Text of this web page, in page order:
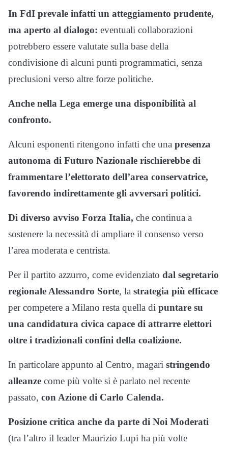
In FdI prevale infatti un atteggiamento prudente,
ma aperto al dialogo: eventuali collaborazioni
potrebbero essere valutate sulla base della
condivisione di alcuni punti programmatici, senza
preclusioni verso altre forze politiche.
Anche nella Lega emerge una disponibilità al
confronto.
Alcuni esponenti ritengono infatti che una presenza
autonoma di Futuro Nazionale rischierebbe di
frammentare l’elettorato dell’area conservatrice,
favorendo indirettamente gli avversari politici.
Di diverso avviso Forza Italia, che continua a
sostenere la necessità di ampliare il consenso verso
l’area moderata e centrista.
Per il partito azzurro, come evidenziato dal segretario
regionale Alessandro Sorte, la strategia più efficace
per competere a Milano resta quella di puntare su
una candidatura civica capace di attrarre elettori
oltre i tradizionali confini della coalizione.
In particolare appunto al Centro, magari stringendo
alleanze come più volte si è parlato nel recente
passato, con Azione di Carlo Calenda.
Posizione critica anche da parte di Noi Moderati
(tra l’altro il leader Maurizio Lupi ha più volte